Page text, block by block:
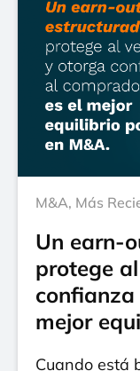
M&A, Más
Un earn-
protege
mejor
Cuando está